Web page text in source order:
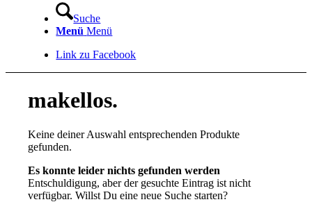
Suche
Menü Menü
Link zu Facebook
makellos.
Keine deiner Auswahl entsprechenden Produkte
gefunden.
Es konnte leider nichts gefunden werden
Entschuldigung, aber der gesuchte Eintrag ist nicht
verfügbar. Willst Du eine neue Suche starten?